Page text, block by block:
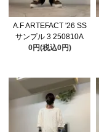
A.F ARTEFACT '26 SS
サンプル 3 250810A
0円(税込0円)